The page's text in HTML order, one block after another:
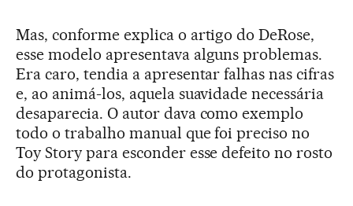
Mas, conforme explica o artigo do DeRose,
esse modelo apresentava alguns problemas.
Era caro, tendia a apresentar falhas nas cifras
e, ao animá-los, aquela suavidade necessária
desaparecia. O autor dava como exemplo
todo o trabalho manual que foi preciso no
Toy Story para esconder esse defeito no rosto
do protagonista.